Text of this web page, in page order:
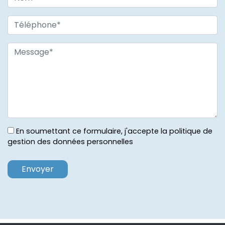
En soumettant ce formulaire, j'accepte la politique de
gestion des données personnelles